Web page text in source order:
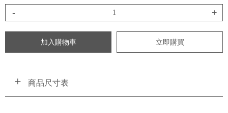
- +
加入購物車 立即購買
商品尺寸表